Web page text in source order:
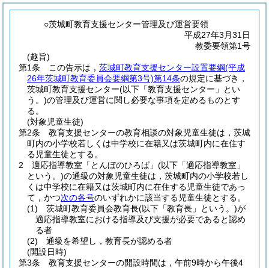
○茨城町教育支援センター管理及び運営要領
平成27年3月31日
教委要領第1号
(趣旨)
第1条
この告示は， 茨城町教育支援センター設置要綱(平成
26年茨城町教育委員会要綱第3号)第14条の規定に基づき，
茨城町教育支援センター(以下「教育支援センター」とい
う。)の管理及び運営に関し必要な事項を定めるものとす
る。
(対象児童生徒)
第2条
教育支援センターの教育相談の対象児童生徒は，茨城
町内の小学校若しくは中学校に在籍又は茨城町内に在住す
る児童生徒とする。
2
適応指導教室「とんぼのひろば」 (以下「適応指導教室」
という。)の通級の対象児童生徒は，茨城町内の小学校若し
くは中学校に在籍又は茨城町内に在住する児童生徒であっ
て，かつ次の各号のいずれかに該当する児童生徒とする。
(1)
茨城町教育委員会教育長(以下「教育長」という。)が
適応指導教室における指導及び支援が必要であると認め
る者
(2)
通級を希望し，教育長が認める者
(開設日時)
第3条
教育支援センターの開設時間は，午前9時から午後4